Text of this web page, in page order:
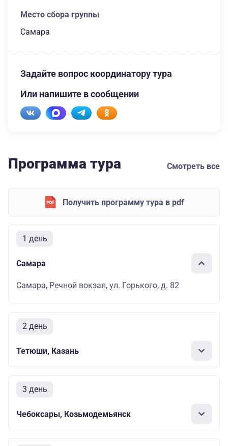
Место сбора группы
Самара
Задайте вопрос координатору тура
Или напишите в сообщении
Программа тура Смотреть все
Получить программу тура в pdf
1 день
Самара
Самара, Речной вокзал, ул. Горького, д. 82
2 день
Тетюши, Казань
3 день
Чебоксары, Козьмодемьянск